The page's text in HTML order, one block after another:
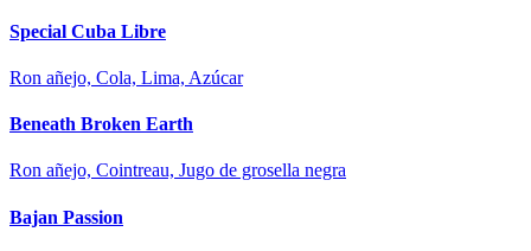
Special Cuba Libre
Ron añejo, Cola, Lima, Azúcar
Beneath Broken Earth
Ron añejo, Cointreau, Jugo de grosella negra
Bajan Passion